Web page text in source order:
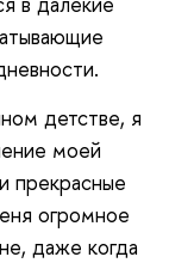
детстве, я
моей
прекрасные
огромное
даже когда